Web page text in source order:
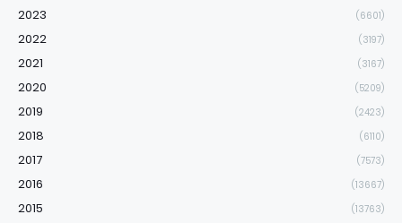
2023 (6601)
2022 (3197)
2021 (3167)
2020 (5209)
2019 (2423)
2018 (6110)
2017 (7573)
2016 (13667)
2015 (13763)